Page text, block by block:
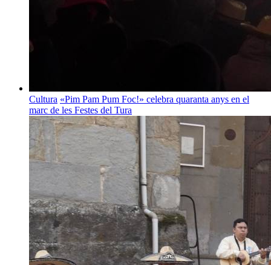
Cultura «Pim Pam Pum Foc!» celebra quaranta anys en el
marc de les Festes del Tura